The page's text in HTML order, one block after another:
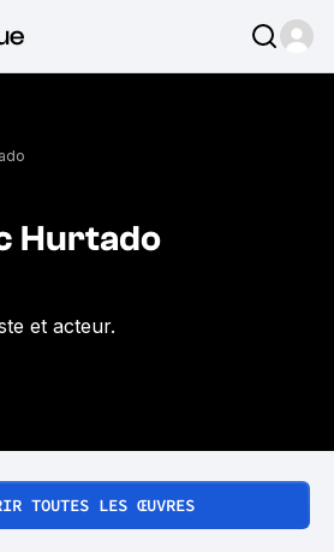
Hurtado
et acteur.
TOUTES LES ŒUVRES